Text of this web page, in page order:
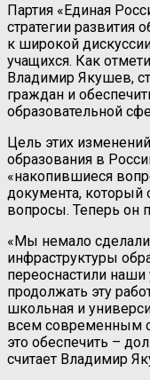
Партия «Единая
стратегии развития
к широкой
учащихся. Как
Владимир Якушев,
граждан и
образовательной
Цель этих
образования в
«накопившиеся
документа,
вопросы. Теперь он
«Мы немало
инфраструктуры
переоснастили
продолжать эту
школьная и
всем современным
это обеспечить –
считает Владимир